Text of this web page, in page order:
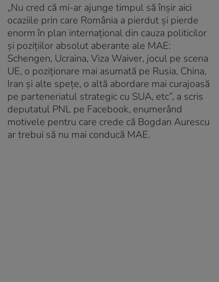
„Nu cred că mi-ar ajunge timpul să înșir aici
ocaziile prin care România a pierdut și pierde
enorm în plan internațional din cauza politicilor
și pozițiilor absolut aberante ale MAE:
Schengen, Ucraina, Viza Waiver, jocul pe scena
UE, o poziționare mai asumată pe Rusia, China,
Iran și alte spețe, o altă abordare mai curajoasă
pe parteneriatul strategic cu SUA, etc”, a scris
deputatul PNL pe Facebook, enumerând
motivele pentru care crede că Bogdan Aurescu
ar trebui să nu mai conducă MAE.